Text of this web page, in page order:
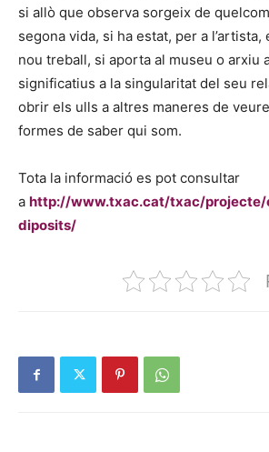
si allò que observa sorgeix de
segona vida, si ha estat, per a l’artista,
nou treball, si aporta al museu o arxiu
significatius a la singularitat del seu
obrir els ulls a altres maneres de
formes de saber qui som.
Tota la informació es pot consultar
a http://www.txac.cat/txac/projecte/
diposits/